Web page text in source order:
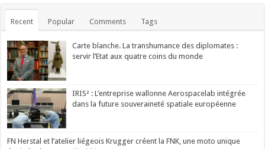
...
Management toxique, interviews complaisantes,
relents de racisme et de sexisme : le podcast
"Legend" et son animateur Guillaume Pley malmenés
Phénomène médiatique fulgurant né en 2023, le
premier podcast de France pèse aujourd'hui
70 millions d'euros. C'est aussi une histoire belge à
plus d'un titre. Une success-story qui fait l'objet de
nombreuses critiques en ce moment. ...
Ecrit le 07/08 19:56
Des collaborations avec Madonna, Blur, U2 ou
Britney Spears: William Orbit est mort
Le producteur britannique multirécompensé William
Orbit, notamment connu pour son travail sur l'album
"Ray of Light" de Madonna et "13" de Blur, est
Recent Popular Comments Tags
Carte blanche. La transhumance des diplomates :
servir l’Etat aux quatre coins du monde
IRIS² : L’entreprise wallonne Aerospacelab intégrée
dans la future souveraineté spatiale européenne
FN Herstal et l’atelier liégeois Krugger créent la FNK, une moto unique